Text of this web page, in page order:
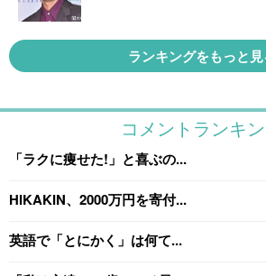
ランキングをもっと見